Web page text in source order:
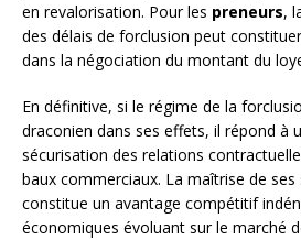
en revalorisation. Pour les preneurs,
des délais de forclusion peut
dans la négociation du montant du
En définitive, si le régime de la
draconien dans ses effets, il répond à
sécurisation des relations
baux commerciaux. La maîtrise de
constitue un avantage compétitif
économiques évoluant sur le marché